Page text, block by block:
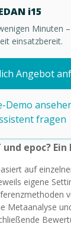
i15
Minuten
einsatzbereit.
Angebot
Demo
fragen
epoc? Ein
auf
eigene
Metaanalyse